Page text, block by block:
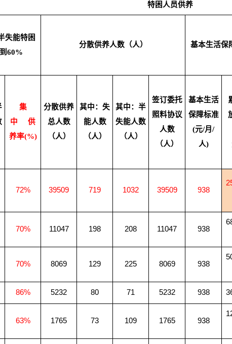
特困人员供养
失能特困
60%
分散供养人数（人） 基本生活保
集
中
供
养率(%)
分散供养
总人数
（人）
其中：失
能人数
（人）
其中：半
失能人数
（人）
签订委托
照料协议
人数
（人）
基本生活
保障标准
(元/月/
人)
72% 39509 719 1032 39509 938
70% 11047 198 208 11047 938
70% 8069 129 225 8069 938
86% 5232 80 71 5232 938
63% 1765 73 109 1765 938